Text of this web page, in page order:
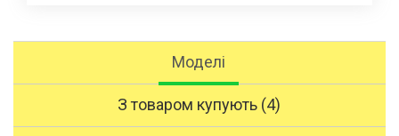
Моделі
З товаром купують (4)